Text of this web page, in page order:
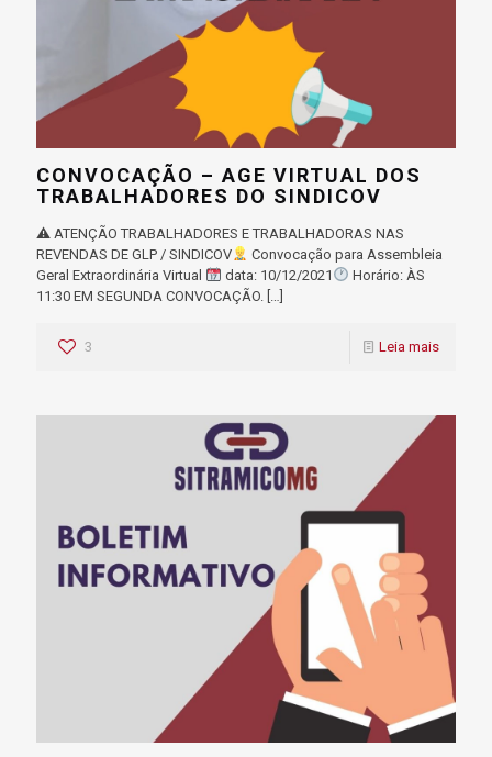
CONVOCAÇÃO – AGE VIRTUAL DOS
TRABALHADORES DO SINDICOV
⚠ ATENÇÃO TRABALHADORES E TRABALHADORAS NAS
REVENDAS DE GLP / SINDICOV
Convocação para Assembleia
Geral Extraordinária Virtual
data: 10/12/2021
Horário: ÀS
11:30 EM SEGUNDA CONVOCAÇÃO. […]
3 Leia mais